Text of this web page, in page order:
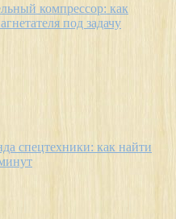
компрессор: как
под задачу
спецтехники: как найти